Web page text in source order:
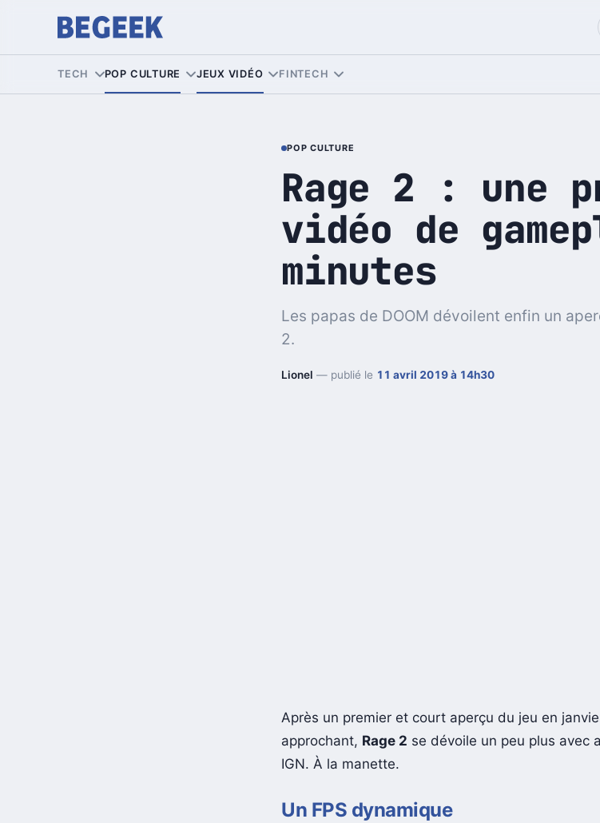
TECH POP CULTURE JEUX VIDÉO FINTECH
POP CULTURE
Rage 2 : une
vidéo de
minutes
Les papas de DOOM dévoilent enfin un
2.
Lionel — publié le 11 avril 2019 à 14h30
Après un premier et court aperçu du jeu en
approchant, Rage 2 se dévoile un peu plus avec
IGN. À la manette.
Un FPS dynamique